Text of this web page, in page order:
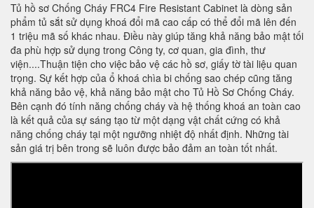
Tủ hồ sơ Chống Cháy FRC4 Fire Resistant Cabinet là dòng sản
phẩm tủ sắt sử dụng khoá đổi mã cao cấp có thể đổi mã lên đến
1 triệu mã số khác nhau. Điều này giúp tăng khả năng bảo mật tối
đa phù hợp sử dụng trong Công ty, cơ quan, gia đình, thư
viện....Thuận tiện cho việc bảo vệ các hồ sơ, giấy tờ tài liệu quan
trọng. Sự kết hợp của ổ khoá chìa bi chống sao chép cũng tăng
khả năng bảo vệ, khả năng bảo mật cho Tủ Hồ Sơ Chống Cháy.
Bên cạnh đó tính năng chống cháy và hệ thống khoá an toàn cao
là kết quả của sự sáng tạo từ một dạng vật chất cứng có khả
năng chống cháy tại một ngưỡng nhiệt độ nhất định. Những tài
sản giá trị bên trong sẽ luôn được bảo đảm an toàn tốt nhất.